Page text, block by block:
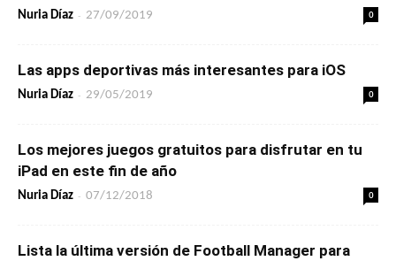
Nuria Díaz - 27/09/2019 0
Las apps deportivas más interesantes para iOS
Nuria Díaz - 29/05/2019 0
Los mejores juegos gratuitos para disfrutar en tu
iPad en este fin de año
Nuria Díaz - 07/12/2018 0
Lista la última versión de Football Manager para